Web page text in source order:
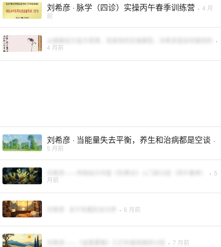
刘希彦 · 脉学（四诊）实操丙午春季训练营 · 4 月
前
·
4 月前
刘希彦 · 当能量失去平衡，养生和治病都是空谈 ·
5 月前
· 5
月前
· 6 月前
· 7 月前